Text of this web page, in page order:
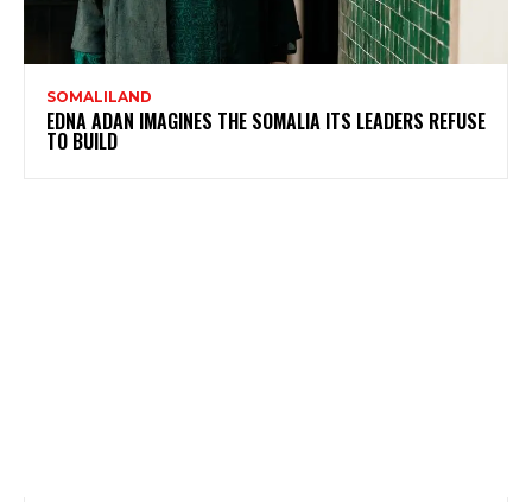
SOMALILAND
EDNA ADAN IMAGINES THE SOMALIA ITS LEADERS REFUSE
TO BUILD